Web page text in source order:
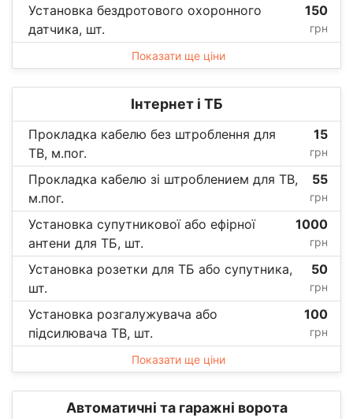
Установка бездротового охоронного
датчика, шт.
150
грн
Показати ще ціни
Інтернет і ТБ
Прокладка кабелю без штроблення для
ТВ, м.пог.
15
грн
Прокладка кабелю зі штроблением для ТВ,
м.пог.
55
грн
Установка супутникової або ефірної
антени для ТБ, шт.
1000
грн
Установка розетки для ТБ або супутника,
шт.
50
грн
Установка розгалужувача або
підсилювача ТВ, шт.
100
грн
Показати ще ціни
Автоматичні та гаражні ворота